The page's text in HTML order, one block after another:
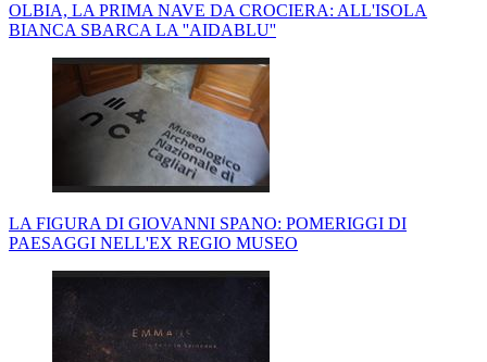
OLBIA, LA PRIMA NAVE DA CROCIERA: ALL'ISOLA
BIANCA SBARCA LA ''AIDABLU''
LA FIGURA DI GIOVANNI SPANO: POMERIGGI DI
PAESAGGI NELL'EX REGIO MUSEO